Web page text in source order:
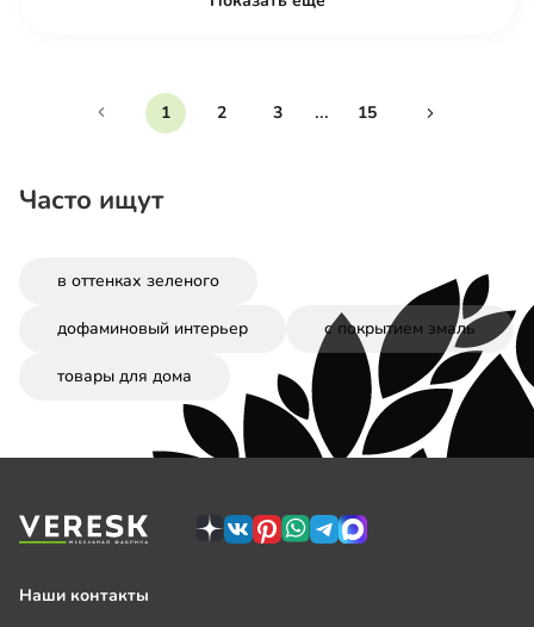
1 2 3 ... 15
Часто ищут
в оттенках зеленого
дофаминовый интерьер с покрытием эмаль
товары для дома
Наши контакты